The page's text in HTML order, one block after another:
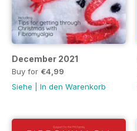
December 2021
Buy for €4,99
Siehe
In den Warenkorb